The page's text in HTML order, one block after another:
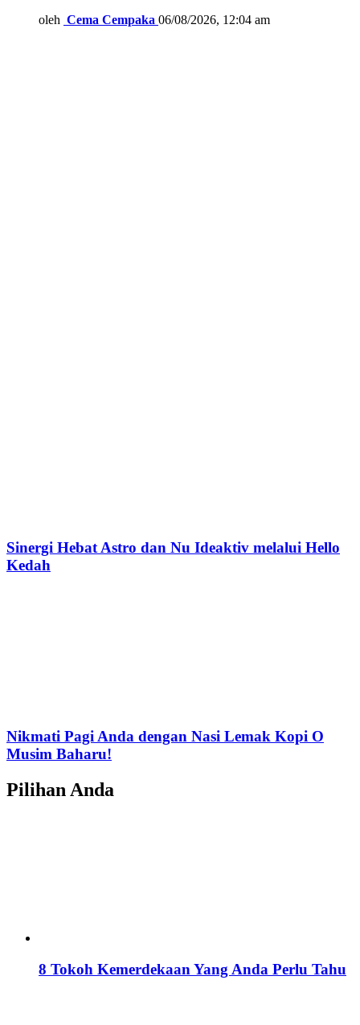
oleh Cema Cempaka 06/08/2026, 12:04 am
Sinergi Hebat Astro dan Nu Ideaktiv melalui Hello
Kedah
Nikmati Pagi Anda dengan Nasi Lemak Kopi O
Musim Baharu!
Pilihan Anda
8 Tokoh Kemerdekaan Yang Anda Perlu Tahu